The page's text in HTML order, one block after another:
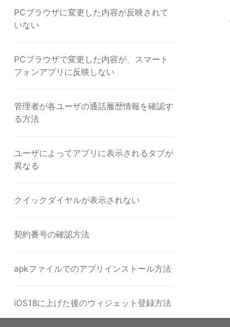
PCブラウザに変更した内容が反映されて
いない
PCブラウザで変更した内容が、スマート
フォンアプリに反映しない
管理者が各ユーザの通話履歴情報を確認す
る方法
ユーザによってアプリに表示されるタブが
異なる
クイックダイヤルが表示されない
契約番号の確認方法
apkファイルでのアプリインストール方法
iOS18に上げた後のウィジェット登録方法